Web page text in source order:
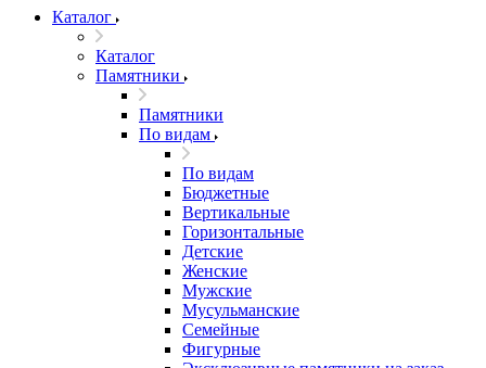
Каталог
Каталог
Памятники
Памятники
По видам
По видам
Бюджетные
Вертикальные
Горизонтальные
Детские
Женские
Мужские
Мусульманские
Семейные
Фигурные